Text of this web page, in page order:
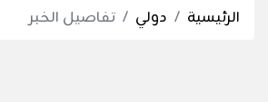
الرئيسية دولي تفاصيل الخبر